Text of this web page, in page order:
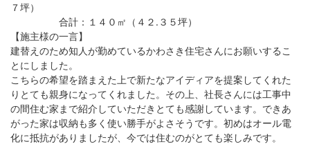
７坪）
合計：１４０㎡（４２.３５坪）
【施主様の一言】
建替えのため知人が勤めているかわさき住宅さんにお願いするこ
とにしました。
こちらの希望を踏まえた上で新たなアイディアを提案してくれた
りとても親身になってくれました。その上、社長さんには工事中
の間住む家まで紹介していただきとても感謝しています。できあ
がった家は収納も多く使い勝手がよさそうです。初めはオール電
化に抵抗がありましたが、今では住むのがとても楽しみです。